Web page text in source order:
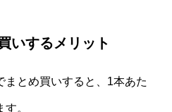
いするメリット
まとめ買いすると、1本あた
。